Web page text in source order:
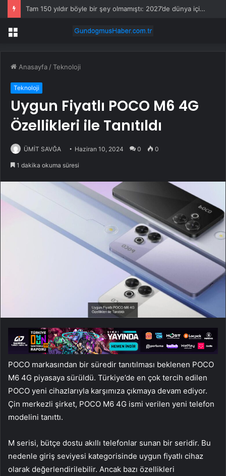
Tam 150 yıldır böyle bir şey olmamıştı: 2027’de dünya için kritik süreç başlıyor
Menü
Anasayfa /Teknoloji
Teknoloji
Uygun Fiyatlı POCO M6 4G
Özellikleri ile Tanıtıldı
ÜMİT SAVĞA Haziran 10, 2024 0 0
1 dakika okuma süresi
POCO markasından bir süredir tanıtılması beklenen POCO
M6 4G piyasaya sürüldü. Türkiye’de en çok tercih edilen
POCO yeni cihazlarıyla karşımıza çıkmaya devam ediyor.
Çin merkezli şirket, POCO M6 4G ismi verilen yeni telefon
modelini tanıttı.
M serisi, bütçe dostu akıllı telefonlar sunan bir seridir. Bu
nedenle giriş seviyesi kategorisinde uygun fiyatlı cihaz
olarak değerlendirilebilir. Ancak bazı özellikleri